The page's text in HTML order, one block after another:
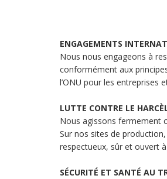
ENGAGEMENTS
Nous nous engageons à
conformément aux
l’ONU pour les entreprises
LUTTE CONTRE LE
Nous agissons fermement
Sur nos sites de
respectueux, sûr et ouvert
SÉCURITÉ ET SANTÉ AU